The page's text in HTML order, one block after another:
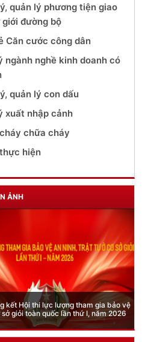
quản lý phương tiện giao
đường bộ
Căn cước công dân
ngành nghề kinh doanh có
quản lý con dấu
xuất nhập cảnh
chữa cháy
hiện
ẢNH
lý xuất nhập cảnh: Hướng dẫn những
trong lĩnh vực xuất cảnh, nhập cảnh
dân việt nam từ ngày 01/7/2026